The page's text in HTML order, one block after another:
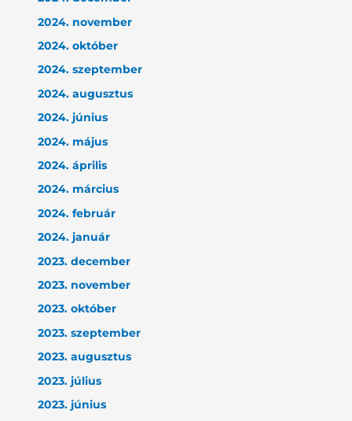
2024. november
2024. október
2024. szeptember
2024. augusztus
2024. június
2024. május
2024. április
2024. március
2024. február
2024. január
2023. december
2023. november
2023. október
2023. szeptember
2023. augusztus
2023. július
2023. június